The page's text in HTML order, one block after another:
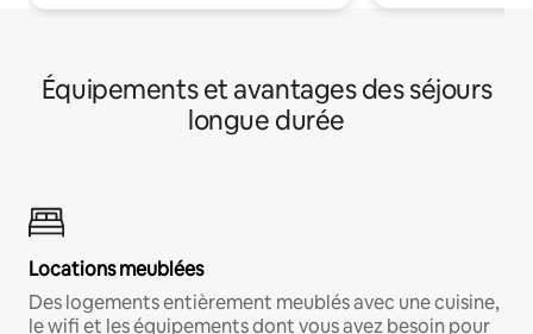
Équipements et avantages des séjours
longue durée
Locations meublées
Des logements entièrement meublés avec une cuisine,
le wifi et les équipements dont vous avez besoin pour